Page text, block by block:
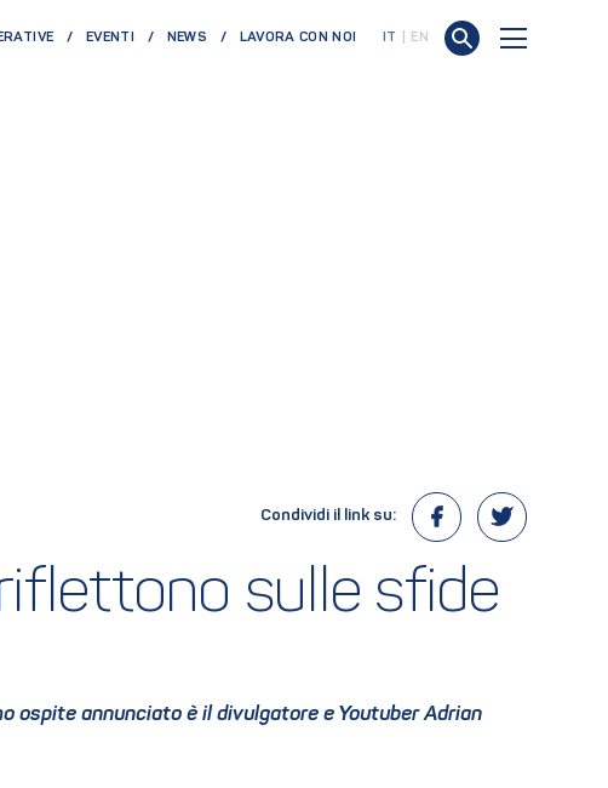
EVENTI NEWS LAVORA CON NOI IT EN
Condividi il link su:
sulle sfide
ospite annunciato è il divulgatore e Youtuber Adrian